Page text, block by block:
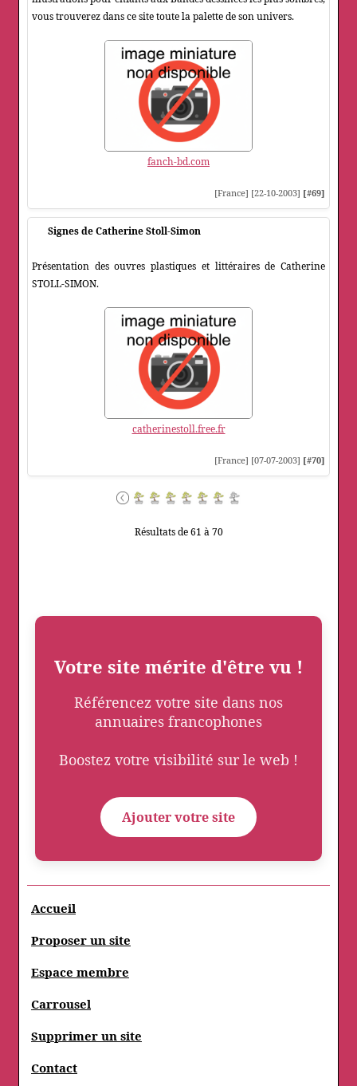
vous trouverez dans ce site toute la palette de son univers.
fanch-bd.com
[France] [22-10-2003] [#69]
Signes de Catherine Stoll-Simon
Présentation des ouvres plastiques et littéraires de Catherine
STOLL-SIMON.
catherinestoll.free.fr
[France] [07-07-2003] [#70]
Résultats de 61 à 70
Votre site mérite d'être vu !
Référencez votre site dans nos
annuaires francophones
Boostez votre visibilité sur le web !
Ajouter votre site
Accueil
Proposer un site
Espace membre
Carrousel
Supprimer un site
Contact